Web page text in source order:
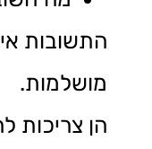
התשובות
מושלמות.
הן צריכות